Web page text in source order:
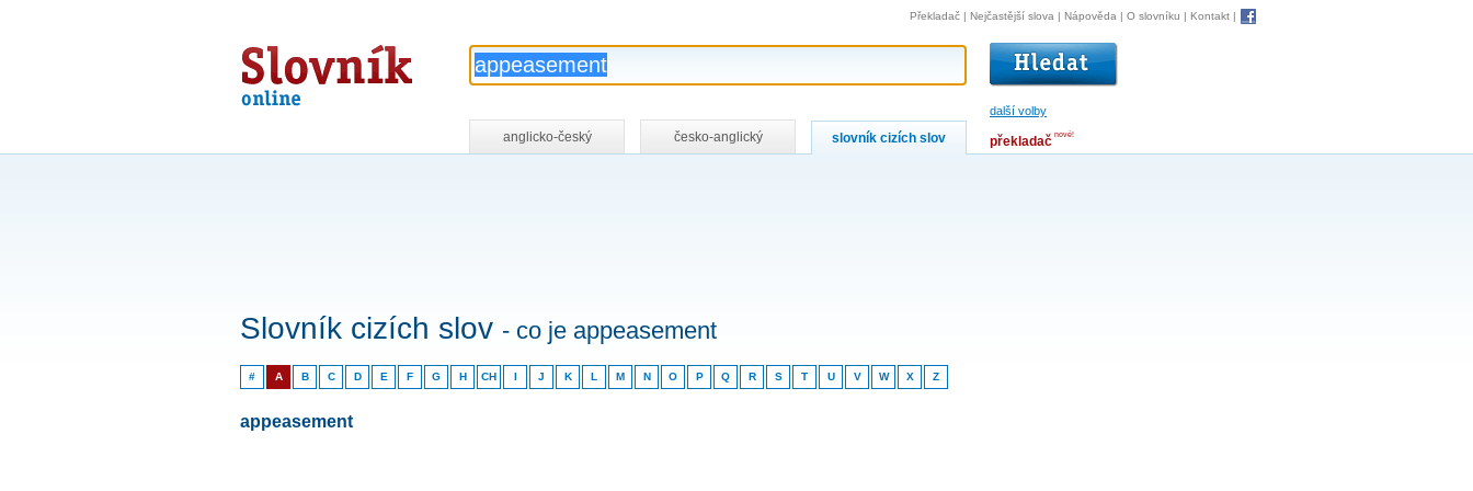
Slovník
online
další volby
Překladač | Nejčastější slova | Nápověda | O slovníku | Kontakt |
anglicko-český česko-anglický slovník cizích slov překladač nové!
Slovník cizích slov - co je appeasement
# A B C D E F G H CH I J K L M N O P Q R S T U V W X Z
appeasement